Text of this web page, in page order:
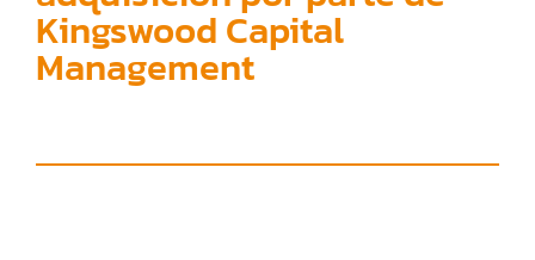
Kingswood Capital
Management